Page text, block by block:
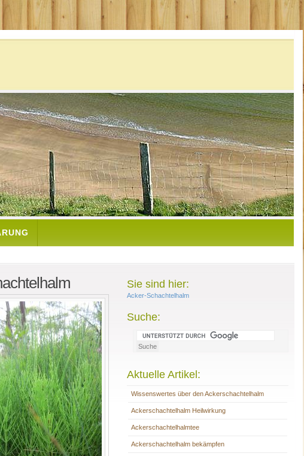
Sie sind hier:
Acker-Schachtelhalm
Suche:
Aktuelle Artikel:
Wissenswertes über den Ackerschachtelhalm
Ackerschachtelhalm Heilwirkung
Ackerschachtelhalmtee
Ackerschachtelhalm bekämpfen